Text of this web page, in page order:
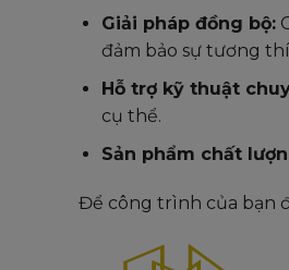
Giải pháp đồng bộ:
đảm bảo sự tương
Hỗ trợ kỹ thuật
cụ thể.
Sản phẩm chất
Để công trình của bạn